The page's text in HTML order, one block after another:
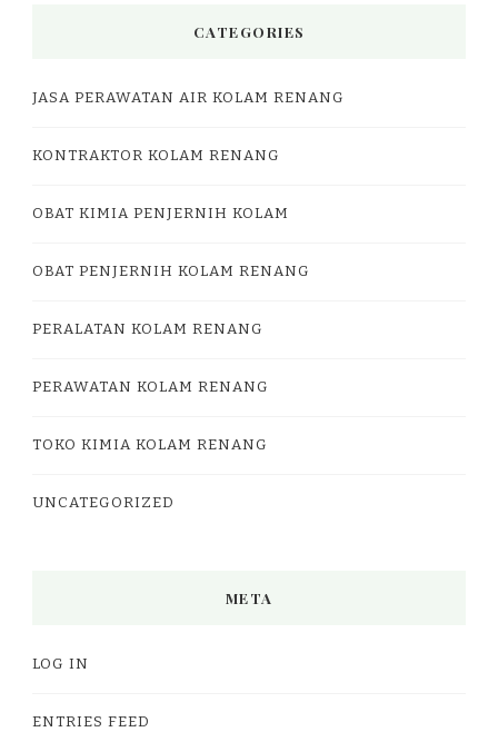
CATEGORIES
JASA PERAWATAN AIR KOLAM RENANG
KONTRAKTOR KOLAM RENANG
OBAT KIMIA PENJERNIH KOLAM
OBAT PENJERNIH KOLAM RENANG
PERALATAN KOLAM RENANG
PERAWATAN KOLAM RENANG
TOKO KIMIA KOLAM RENANG
UNCATEGORIZED
META
LOG IN
ENTRIES FEED